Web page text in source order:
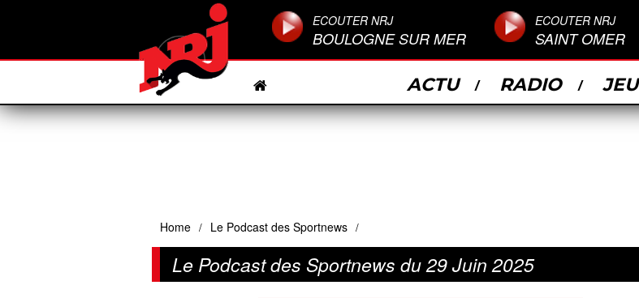
ECOUTER NRJ
BOULOGNE SUR MER
ECOUTER NRJ
SAINT OMER
ACTU RADIO JEU
Home / Le Podcast des Sportnews /
Le Podcast des Sportnews du 29 Juin 2025